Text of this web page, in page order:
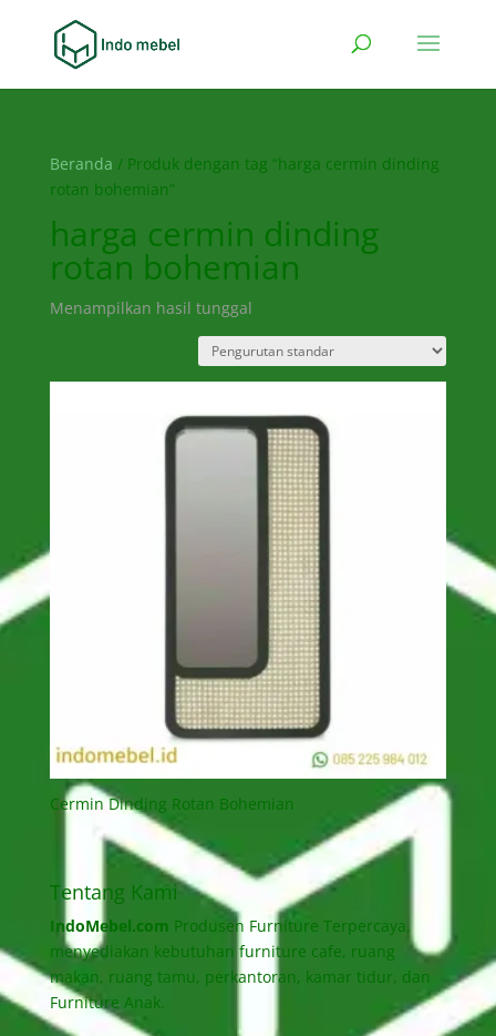
Beranda / Produk dengan tag “harga cermin dinding
rotan bohemian”
harga cermin dinding
rotan bohemian
Menampilkan hasil tunggal
Cermin Dinding Rotan Bohemian
Tentang Kami
IndoMebel.com Produsen Furniture Terpercaya,
menyediakan kebutuhan furniture cafe, ruang
makan, ruang tamu, perkantoran, kamar tidur, dan
Furniture Anak.